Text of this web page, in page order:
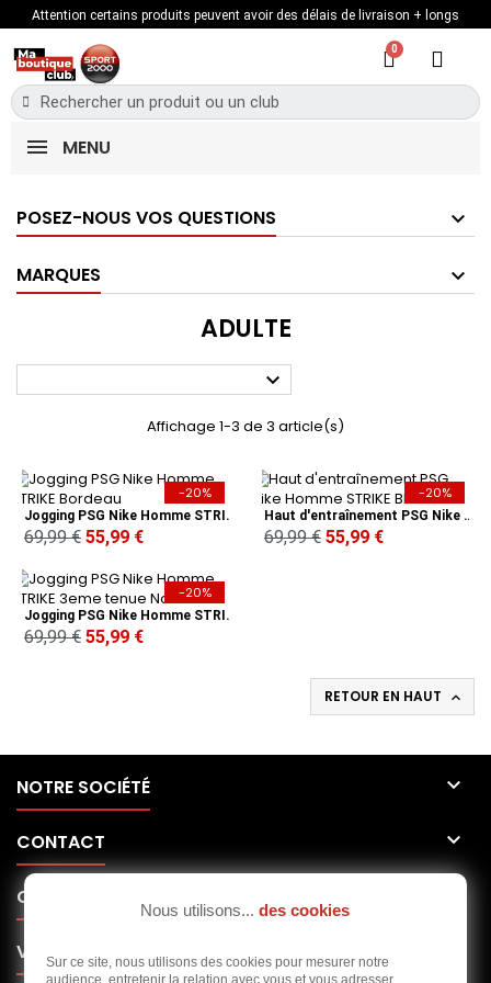
Attention certains produits peuvent avoir des délais de livraison + longs
MENU
POSEZ-NOUS VOS QUESTIONS
MARQUES
ADULTE

Affichage 1-3 de 3 article(s)
-20%
Jogging PSG Nike Homme STRIKE Bordeau
69,99 € 55,99 €
-20%
Haut d'entraînement PSG Nike Homme STRIKE Bleu
69,99 € 55,99 €
-20%
Jogging PSG Nike Homme STRIKE 3eme tenue Noir
69,99 € 55,99 €
RETOUR EN HAUT 
NOTRE SOCIÉTÉ 
CONTACT 
CLUBS
VOTRE COMPTE
Nous utilisons... des cookies
Sur ce site, nous utilisons des cookies pour mesurer notre
audience, entretenir la relation avec vous et vous adresser